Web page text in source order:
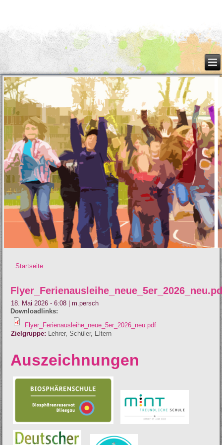
Startseite
18. Mai 2026 - 6:08 |m.persch
Downloadlinks:
Flyer_Ferienausleihe_neue_5er_2026_neu.pdf
Zielgruppe: Lehrer Schüler Eltern
Auszeichnungen